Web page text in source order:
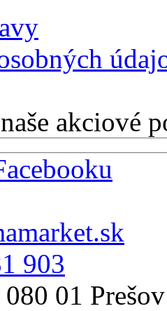
akciové
903
01 Prešov